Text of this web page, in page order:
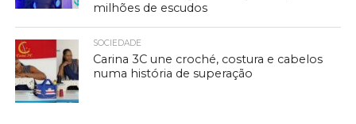
milhões de escudos
SOCIEDADE
Carina 3C une croché, costura e cabelos
numa história de superação